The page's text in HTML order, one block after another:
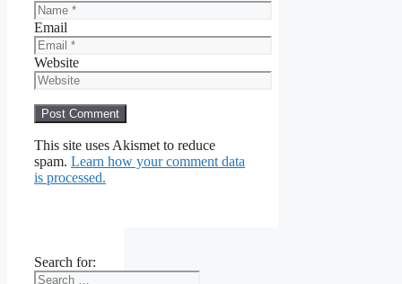
Email
Website
This site uses Akismet to reduce
spam. Learn how your comment data
is processed.
Search for: